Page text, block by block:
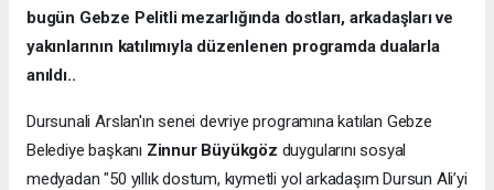
bugün Gebze Pelitli mezarlığında dostları, arkadaşları ve
yakınlarının katılımıyla düzenlenen programda dualarla
anıldı..
Dursunali Arslan'ın senei devriye programına katılan Gebze
Belediye başkanı Zinnur Büyükgöz duygularını sosyal
medyadan "50 yıllık dostum, kıymetli yol arkadaşım Dursun Ali’yi